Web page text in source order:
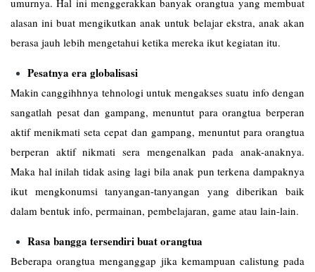
alasan ini buat mengikutkan anak untuk belajar ekstra, anak akan
berasa jauh lebih mengetahui ketika mereka ikut kegiatan itu.
Pesatnya era globalisasi
Makin canggihhnya tehnologi untuk mengakses suatu info dengan
sangatlah pesat dan gampang, menuntut para orangtua berperan
aktif menikmati seta cepat dan gampang, menuntut para orangtua
berperan aktif nikmati sera mengenalkan pada anak-anaknya.
Maka hal inilah tidak asing lagi bila anak pun terkena dampaknya
ikut mengkonumsi tanyangan-tanyangan yang diberikan baik
dalam bentuk info, permainan, pembelajaran, game atau lain-lain.
Rasa bangga tersendiri buat orangtua
Beberapa orangtua menganggap jika kemampuan calistung pada